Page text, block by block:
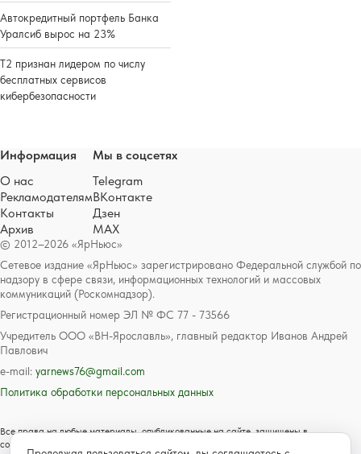
Автокредитный портфель Банка
Уралсиб вырос на 23%
Т2 признан лидером по числу
бесплатных сервисов
кибербезопасности
© 2012–2026 «ЯрНьюс»
Сетевое издание «ЯрНьюс» зарегистрировано Федеральной службой по
надзору в сфере связи, информационных технологий и массовых
коммуникаций (Роскомнадзор).
Регистрационный номер ЭЛ № ФС 77 - 73566
Учредитель ООО «ВН-Ярославль», главный редактор Иванов Андрей
Павлович
e-mail: yarnews76@gmail.com
Политика обработки персональных данных
Все права на любые материалы, опубликованные на сайте, защищены в
соответствии с российским и международным законодательством об авторском
Информация
О нас
Рекламодателям
Контакты
Архив
Мы в соцсетях
Telegram
ВКонтакте
Дзен
MAX